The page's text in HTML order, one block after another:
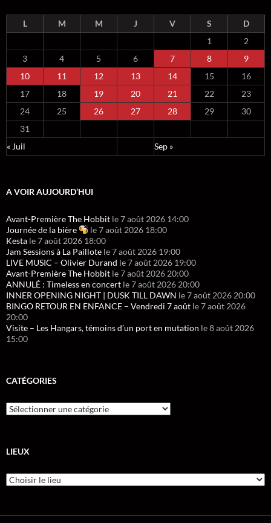
L M M J V S
D
1
2
3
4 5 6 7 8
9
10
11 12 13 14 15
16
17
18 19 20 21 22
23
24
25 26 27 28 29
30
31
« Juil
Sep »
A VOIR AUJOURD’HUI
Avant-Première The Hobbit le 7 août 2026 14:00
Journée de la bière
le 7 août 2026 18:00
Kesta le 7 août 2026 18:00
Jam Sessions à La Paillote le 7 août 2026 19:00
LIVE MUSIC – Olivier Durand le 7 août 2026 19:00
Avant-Première The Hobbit le 7 août 2026 20:00
ANNULÉ : Timeless en concert le 7 août 2026 20:00
INNER OPENING NIGHT | DUSK TILL DAWN le 7 août 2026 20:00
BINGO RETOUR EN ENFANCE – Vendredi 7 août le 7 août 2026
20:00
Visite – Les Hangars, témoins d’un port en mutation le 8 août 2026
15:00
CATÉGORIES
LIEUX